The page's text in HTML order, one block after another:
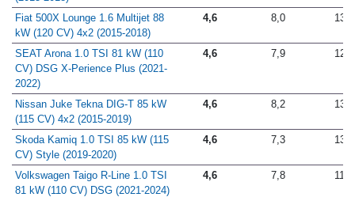
Fiat 500X Lounge 1.6 Multijet 88
kW (120 CV) 4x2 (2015-2018)
4,6 8,0 13,7
SEAT Arona 1.0 TSI 81 kW (110
CV) DSG X-Perience Plus (2021-
2022)
4,6 7,9 12,9
Nissan Juke Tekna DIG-T 85 kW
(115 CV) 4x2 (2015-2019)
4,6 8,2 13,5
Skoda Kamiq 1.0 TSI 85 kW (115
CV) Style (2019-2020)
4,6 7,3 13,8
Volkswagen Taigo R-Line 1.0 TSI
81 kW (110 CV) DSG (2021-2024)
4,6 7,8 11,9